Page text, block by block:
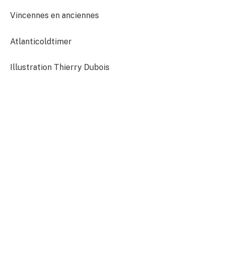
Vincennes en anciennes
Atlanticoldtimer
Illustration Thierry Dubois